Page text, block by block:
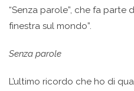
“Senza parole”, che fa parte
finestra sul mondo”.
Senza parole
L’ultimo ricordo che ho di